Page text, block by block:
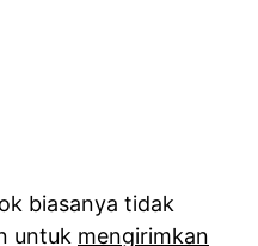
biasanya tidak
untuk mengirimkan